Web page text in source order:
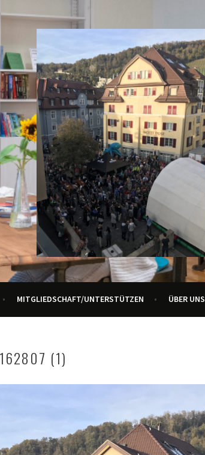
ENNETBADEN
GENERATIONEN
MITGLIEDSCHAFT/UNTERSTÜTZEN ÜBER UNS
(1)